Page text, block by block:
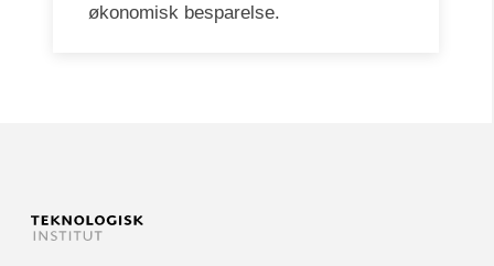
økonomisk besparelse.